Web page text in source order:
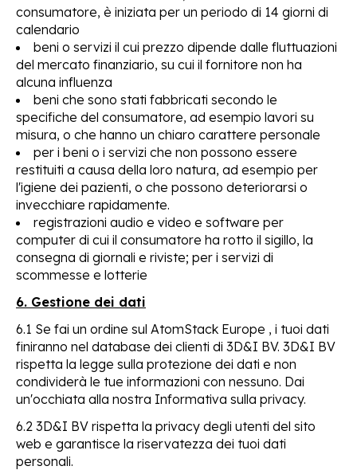
consumatore, è iniziata per un periodo di 14 giorni di
calendario
beni o servizi il cui prezzo dipende dalle fluttuazioni
del mercato finanziario, su cui il fornitore non ha
alcuna influenza
beni che sono stati fabbricati secondo le
specifiche del consumatore, ad esempio lavori su
misura, o che hanno un chiaro carattere personale
per i beni o i servizi che non possono essere
restituiti a causa della loro natura, ad esempio per
l'igiene dei pazienti, o che possono deteriorarsi o
invecchiare rapidamente.
registrazioni audio e video e software per
computer di cui il consumatore ha rotto il sigillo, la
consegna di giornali e riviste; per i servizi di
scommesse e lotterie
6. Gestione dei dati
6.1 Se fai un ordine sul AtomStack Europe , i tuoi dati
finiranno nel database dei clienti di 3D&I BV. 3D&I BV
rispetta la legge sulla protezione dei dati e non
condividerà le tue informazioni con nessuno. Dai
un'occhiata alla nostra Informativa sulla privacy.
6.2 3D&I BV rispetta la privacy degli utenti del sito
web e garantisce la riservatezza dei tuoi dati
personali.